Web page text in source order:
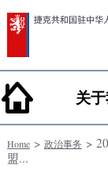
关
Home> 政治事务 >
盟...